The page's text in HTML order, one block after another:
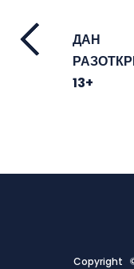
ДАН
13+
Copyright